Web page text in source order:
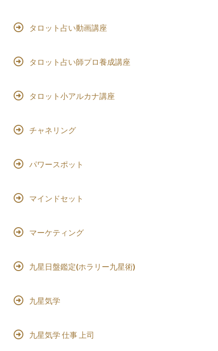
タロット占い動画講座
タロット占い師プロ養成講座
タロット小アルカナ講座
チャネリング
パワースポット
マインドセット
マーケティング
九星日盤鑑定(ホラリー九星術)
九星気学
九星気学 仕事 上司